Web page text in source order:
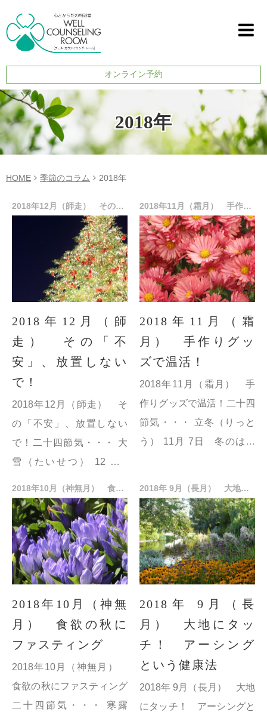
オンライン予約
2018年
HOME 季節のコラム 2018年
2018年12月（師走） その「不安」、放置しないで！
2018年12月（師
走） その「不
安」、放置しない
で！
2018年12月（師走） そ
の「不安」、放置しない
で！二十四節気・・・ 大
雪（たいせつ） 12月 7
り、平地にも雪の降り始め
る頃。本格的な冬の到来。
冬至（とうじ ...
2018年11月（霜月） 手作りグッズで温活！
2018年11月（霜
月） 手作りグッ
ズで温活！
2018年11月（霜月） 手
作りグッズで温活！二十四
節気・・・ 立冬（りっと
う） 11月 7日 冬のはじ
近づいた事を感じる頃。
小雪（しょ...
2018年10月（神無月） 食欲の秋にファスティング
2018年10月（神無
月） 食欲の秋に
ファスティング
2018年10月（神無月）
食欲の秋にファスティング
二十四節気・・・ 寒露
2018年 9月（長月） 大地にタッチ！ アーシングという健康法
2018年 9月（長
月） 大地にタッ
チ！ アーシング
という健康法
2018年 9月（長月） 大地
にタッチ！ アーシングと